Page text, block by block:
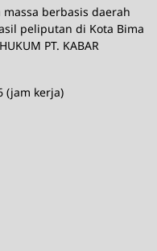
berbasis daerah
peliputan di Kota Bima
PT. KABAR
(jam kerja)